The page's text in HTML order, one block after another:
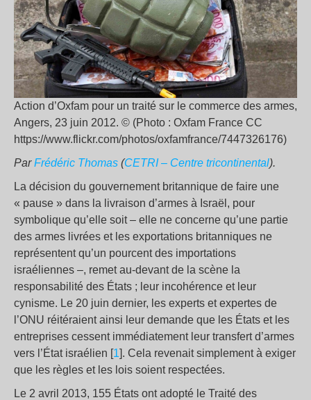
Action d’Oxfam pour un traité sur le commerce des armes,
Angers, 23 juin 2012. © (Photo : Oxfam France CC
https://www.flickr.com/photos/oxfamfrance/7447326176)
ParFrédéric Thomas (CETRI – Centre tricontinental).
La décision du gouvernement britannique de faire une
« pause » dans la livraison d’armes à Israël, pour
symbolique qu’elle soit – elle ne concerne qu’une partie
des armes livrées et les exportations britanniques ne
représentent qu’un pourcent des importations
israéliennes –, remet au-devant de la scène la
responsabilité des États ; leur incohérence et leur
cynisme. Le 20 juin dernier, les experts et expertes de
l’ONU réitéraient ainsi leur demande que les États et les
entreprises cessent immédiatement leur transfert d’armes
vers l’État israélien [1]. Cela revenait simplement à exiger
que les règles et les lois soient respectées.
Le 2 avril 2013, 155 États ont adopté le Traité des